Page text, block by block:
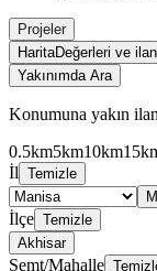
Projeler
HaritaDeğerleri ve
Yakınımda Ara
Konumuna yakın
0.5km5km10km
İl Temizle
İlçe Temizle
Akhisar
Semt/Mahalle